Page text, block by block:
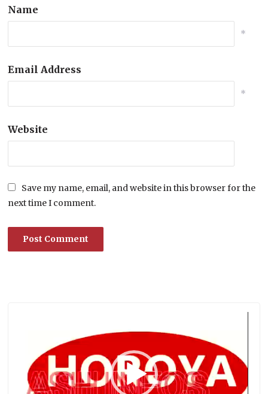
Name
*
Email Address
*
Website
Save my name, email, and website in this browser for the
next time I comment.